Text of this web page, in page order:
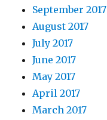
September 2017
August 2017
July 2017
June 2017
May 2017
April 2017
March 2017